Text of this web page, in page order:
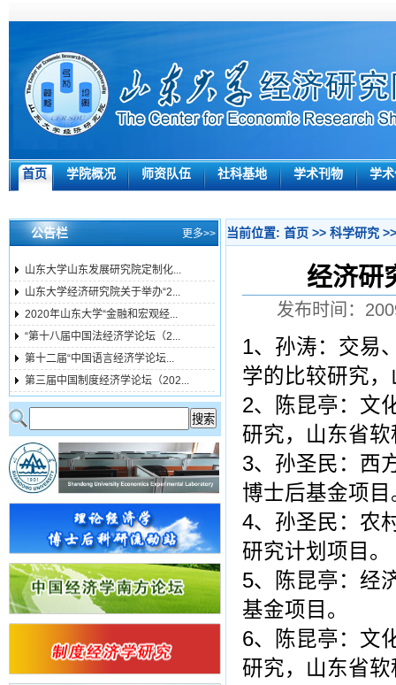
首页 学院概况 师资队伍 社科基地 学术刊物 学
公告栏 更多>>
山东大学山东发展研究院定制化...
山东大学经济研究院关于举办“2...
2020年山东大学“金融和宏观经...
“第十八届中国法经济学论坛（2...
第十二届“中国语言经济学论坛...
第三届中国制度经济学论坛（202...
当前位置: 首页 >> 科学研究
经济研
发布时间：
1、孙涛：交易
学的比较研究
2、陈昆亭：文
研究，山东省
3、孙圣民：西
博士后基金项目
4、孙圣民：农
研究计划项目。
5、陈昆亭：经
基金项目。
6、陈昆亭：文
研究，山东省